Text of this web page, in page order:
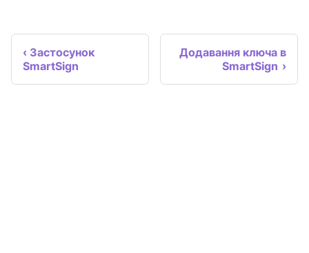
Застосунок
SmartSign
Додавання ключа в
SmartSign